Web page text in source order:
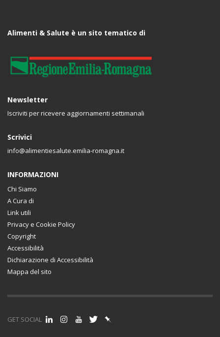
Alimenti & Salute è un sito tematico di
Newsletter
Iscriviti per ricevere aggiornamenti settimanali
Scrivici
info@alimentiesalute.emilia-romagna.it
INFORMAZIONI
Chi Siamo
A Cura di
Link utili
Privacy e Cookie Policy
Copyright
Accessibilità
Dichiarazione di Accessibilità
Mappa del sito
GET SOCIAL